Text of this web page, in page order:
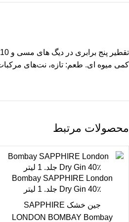
کمی میوه ای. طعم: تازه، نت‌های
محصولات مرتبط
Bombay SAPPHIRE London
Dry Gin 40٪ جلد. 1 لیتر
جین خشک SAPPHIRE
LONDON BOMBAY Bombay